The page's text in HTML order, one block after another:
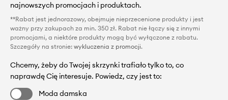
najnowszych promocjach i produktach.
**Rabat jest jednorazowy, obejmuje nieprzecenione produkty i jest
ważny przy zakupach za min. 350 zł. Rabat nie łączy się z innymi
promocjami, a niektóre produkty mogą być wyłączone z rabatu.
Szczegóły na stronie: wykluczenia z promocji.
Chcemy, żeby do Twojej skrzynki trafiało tylko to, co
naprawdę Cię interesuje. Powiedz, czy jest to:
Moda damska